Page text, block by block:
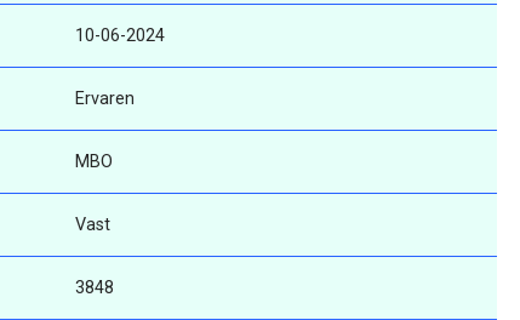
10-06-2024
Ervaren
MBO
Vast
3848